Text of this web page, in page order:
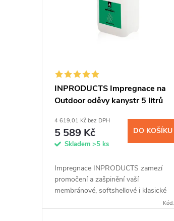
k
INPRODUCTS Impregnace na
Outdoor oděvy kanystr 5 litrů
4 619,01 Kč bez DPH
5 589 Kč
Skladem >5 ks
DO KOŠÍKU
Impregnace INPRODUCTS zamezí
promočení a zašpinění vaší
membránové, softshellové i klasické
bundy a kalhot, čepice nebo rukavic.Kód: